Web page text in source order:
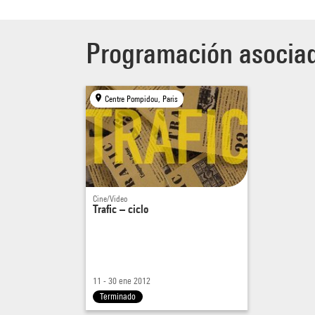
Programación
Centre Pompidou, Paris
Cine/Video
Trafic – ciclo
11 - 30 ene 2012
Terminado